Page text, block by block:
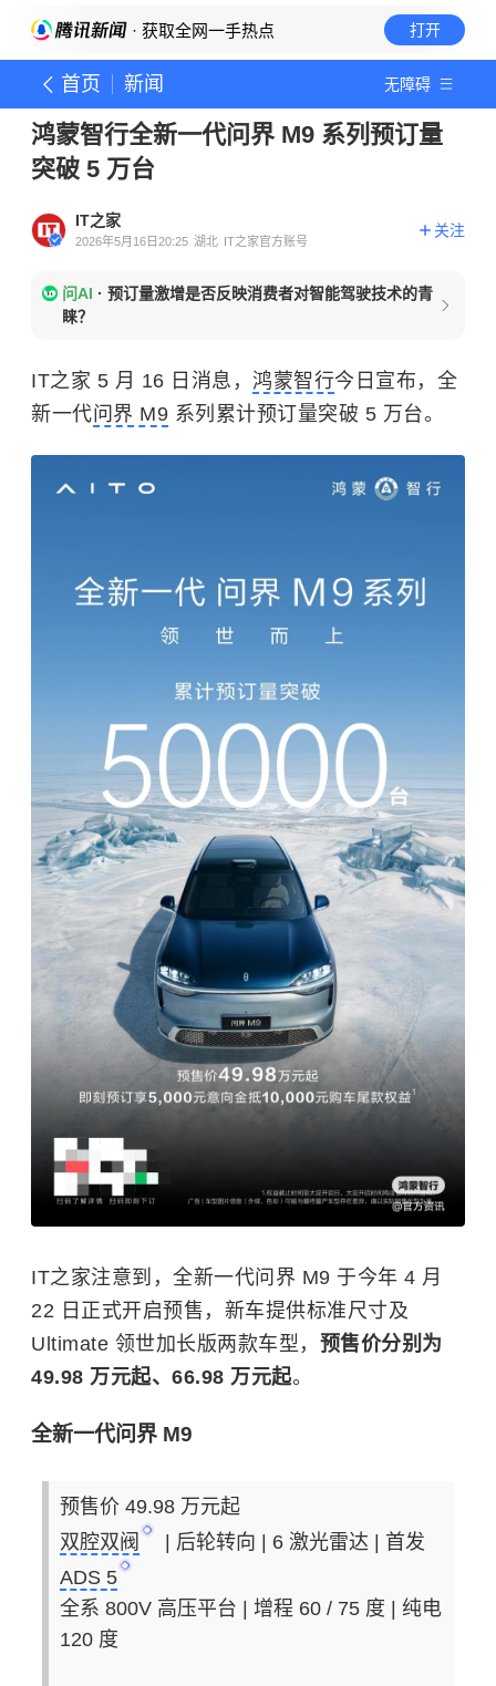
· 获取全网一手热点 打开
首页 新闻 无障碍
鸿蒙智行全新一代问界 M9 系列预订量
突破 5 万台
IT之家
2026年5月16日20:25 湖北 IT之家官方账号
关注
问AI · 预订量激增是否反映消费者对智能驾驶技术的青
睐？
IT之家 5 月 16 日消息， 鸿蒙智行今日宣布，全
新一代问界 M9 系列累计预订量突破 5 万台。
IT之家注意到，全新一代问界 M9 于今年 4 月
22 日正式开启预售，新车提供标准尺寸及
Ultimate 领世加长版两款车型， 预售价分别为
49.98 万元起、66.98 万元起。
全新一代问界 M9
预售价 49.98 万元起
双腔双阀
| 后轮转向 | 6 激光雷达 | 首发
ADS 5
全系 800V 高压平台 | 增程 60 / 75 度 | 纯电
120 度